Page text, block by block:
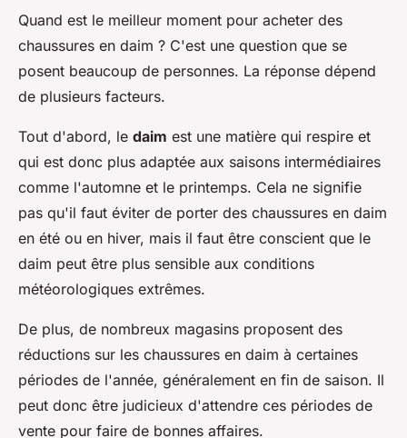
Quand est le meilleur moment pour acheter des
chaussures en daim ? C'est une question que se
posent beaucoup de personnes. La réponse dépend
de plusieurs facteurs.
Tout d'abord, le daim est une matière qui respire et
qui est donc plus adaptée aux saisons intermédiaires
comme l'automne et le printemps. Cela ne signifie
pas qu'il faut éviter de porter des chaussures en daim
en été ou en hiver, mais il faut être conscient que le
daim peut être plus sensible aux conditions
météorologiques extrêmes.
De plus, de nombreux magasins proposent des
réductions sur les chaussures en daim à certaines
périodes de l'année, généralement en fin de saison. Il
peut donc être judicieux d'attendre ces périodes de
vente pour faire de bonnes affaires.